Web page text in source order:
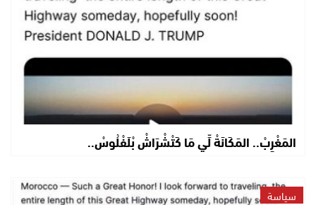
المَغْرِبْ.. المَكَانَةْ لِّي مَا كَتْشْرَاشْ بْلَفْلُوسْ..
سياسة